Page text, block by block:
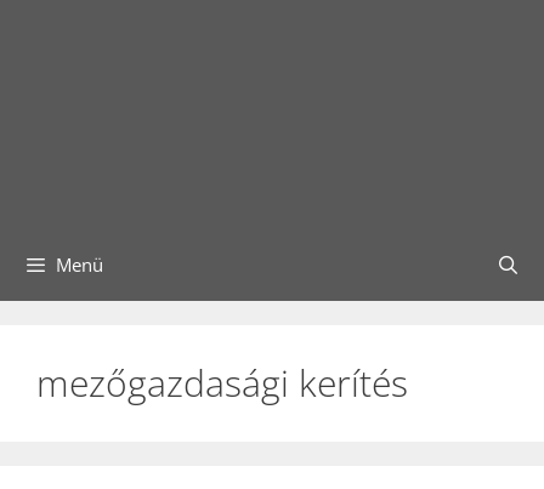
Menü
mezőgazdasági kerítés